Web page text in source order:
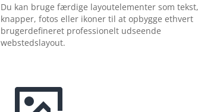
Du kan bruge færdige layoutelementer som tekst,
knapper, fotos eller ikoner til at opbygge ethvert
brugerdefineret professionelt udseende
webstedslayout.